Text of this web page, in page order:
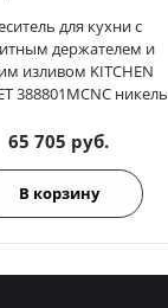
для кухни с
держателем и
изливом KITCHEN
388801MCNC никель
65 705 руб.
В корзину